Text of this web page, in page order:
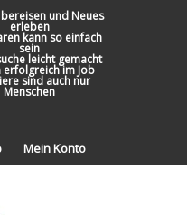
und Neues
erleben
kann so einfach
sein
leicht gemacht
erfolgreich im Job
sind auch nur
Menschen
Mein Konto